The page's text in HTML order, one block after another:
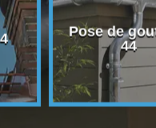
Pose de
44